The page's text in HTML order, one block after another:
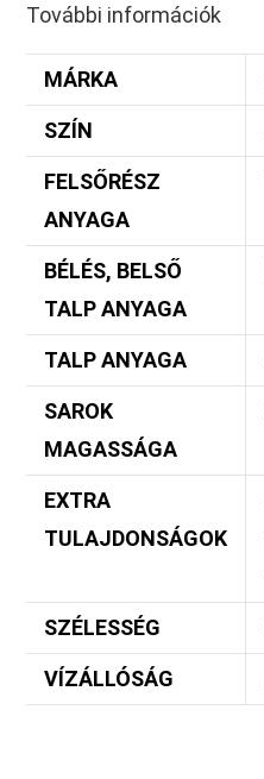
További információk
MÁRKA
SZÍN
FELSŐRÉSZ
ANYAGA
BÉLÉS, BELSŐ
TALP ANYAGA
TALP ANYAGA
SAROK
MAGASSÁGA
EXTRA
TULAJDONSÁGOK
SZÉLESSÉG
VÍZÁLLÓSÁG